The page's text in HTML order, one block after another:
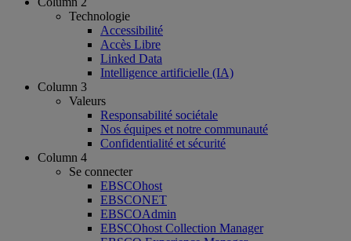
Technologie
Accessibilité
Accès Libre
Linked Data
Intelligence artificielle (IA)
Column 3
Valeurs
Responsabilité sociétale
Nos équipes et notre communauté
Confidentialité et sécurité
Column 4
Se connecter
EBSCOhost
EBSCONET
EBSCOAdmin
EBSCOhost Collection Manager